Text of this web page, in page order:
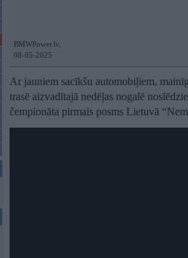
BMWPower.lv,
08-05-2025
Ar jauniem sacīkšu automobiļiem,
trasē aizvadītajā nedēļas nogalē
čempionāta pirmais posms Lietuvā